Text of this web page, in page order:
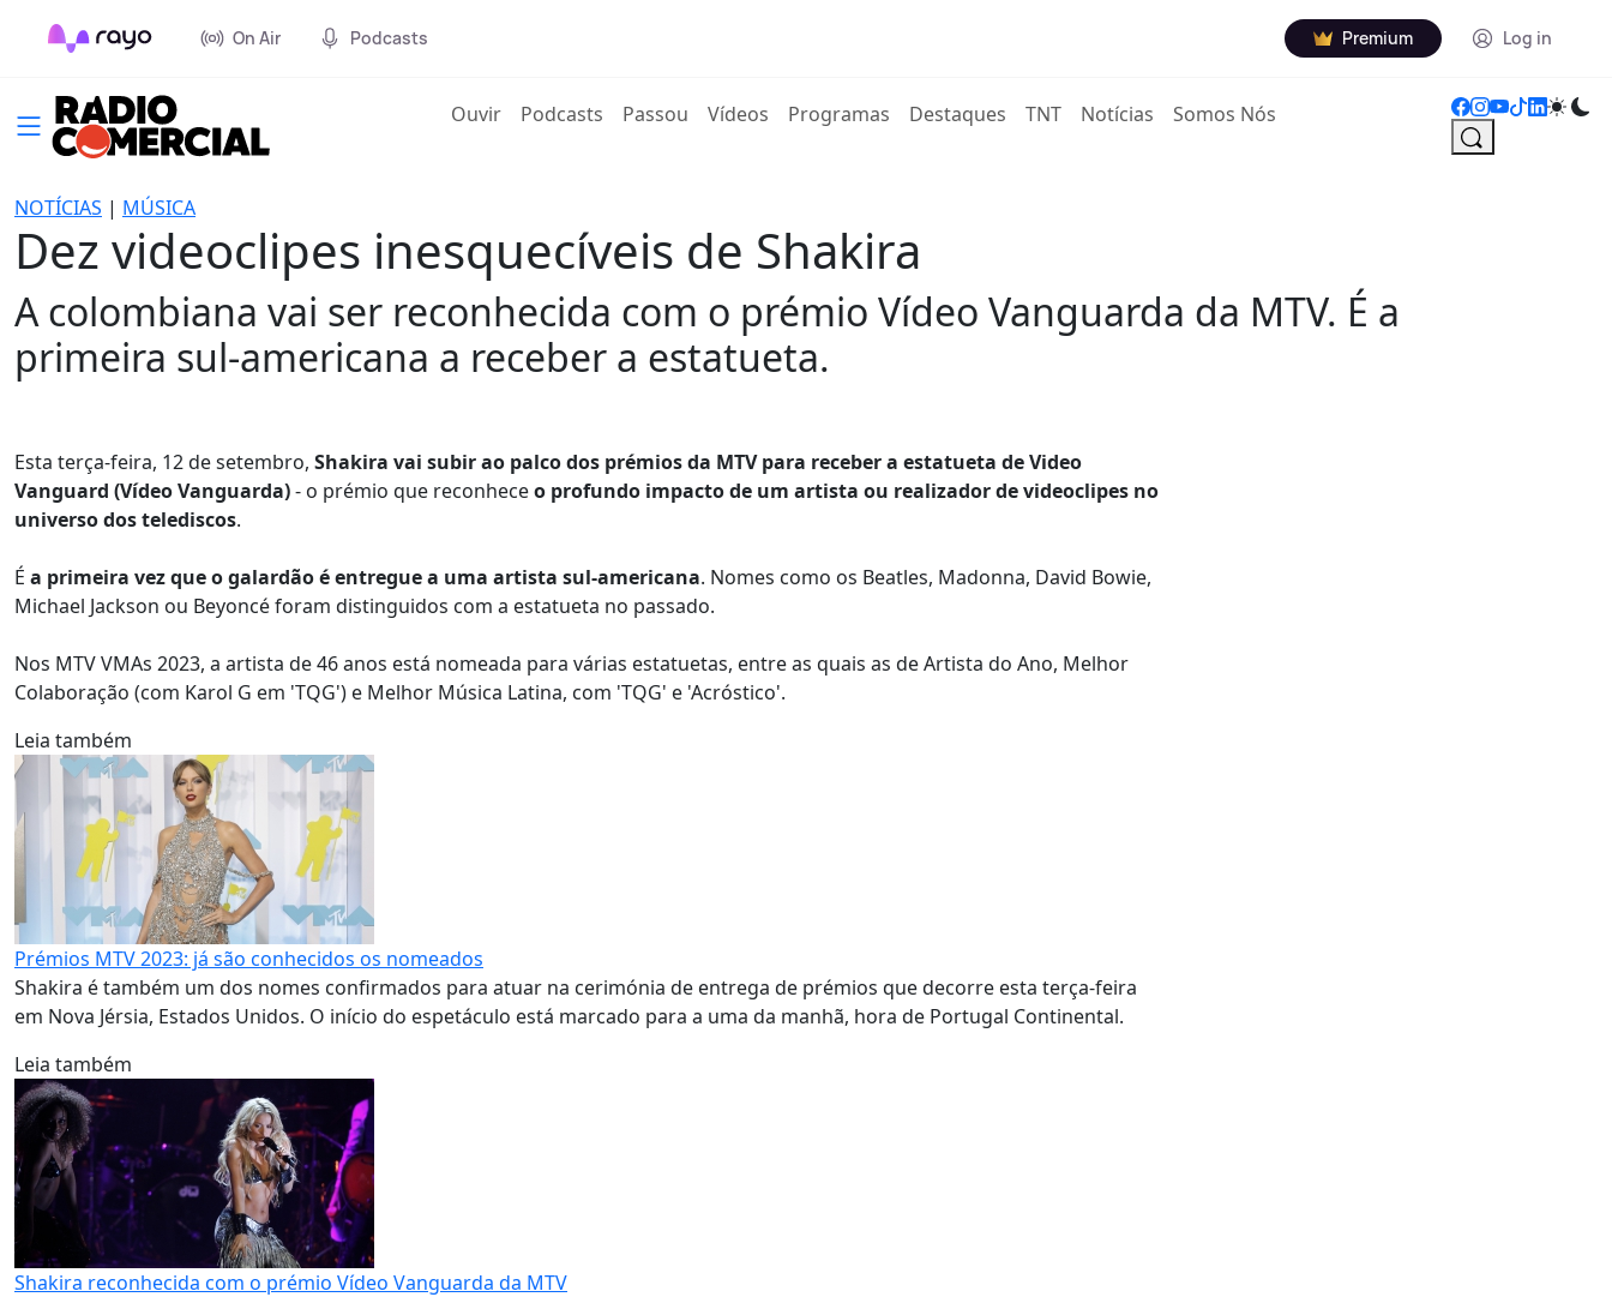
On Air Podcasts Premium Log in
Ouvir(current)
Podcasts Passou Vídeos Programas Destaques TNT Notícias Somos Nós
NOTÍCIAS | MÚSICA
Dez videoclipes inesquecíveis de Shakira
A colombiana vai ser reconhecida com o prémio Vídeo Vanguarda da MTV. É a
primeira sul-americana a receber a estatueta.
Esta terça-feira, 12 de setembro, Shakira vai subir ao palco dos prémios da MTV para receber a estatueta de Video
Vanguard (Vídeo Vanguarda)- o prémio que reconheceo profundo impacto de um artista ou realizador de videoclipes no
universo dos telediscos.
É a primeira vez que o galardão é entregue a uma artista sul-americana. Nomes como os Beatles, Madonna, David Bowie,
Michael Jackson ou Beyoncé foram distinguidos com a estatueta no passado.
Nos MTV VMAs 2023, a artista de 46 anos está nomeada para várias estatuetas, entre as quais as de Artista do Ano, Melhor
Colaboração (com Karol G em 'TQG') e Melhor Música Latina, com 'TQG' e 'Acróstico'.
Leia também
Prémios MTV 2023: já são conhecidos os nomeados
Shakira é também um dos nomes confirmados para atuar na cerimónia de entrega de prémios que decorre esta terça-feira
em Nova Jérsia, Estados Unidos. O início do espetáculo está marcado para a uma da manhã, hora de Portugal Continental.
Leia também
Shakira reconhecida com o prémio Vídeo Vanguarda da MTV